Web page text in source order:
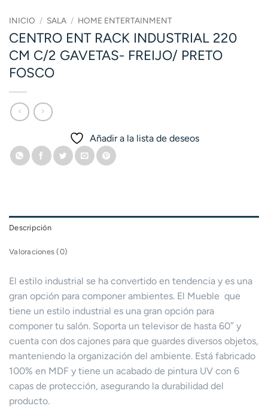
INICIO / SALA / HOME ENTERTAINMENT
CENTRO ENT RACK INDUSTRIAL 220
CM C/2 GAVETAS- FREIJO/ PRETO
FOSCO
Añadir a la lista de deseos
Descripción
Valoraciones (0)
El estilo industrial se ha convertido en tendencia y es una
gran opción para componer ambientes. El Mueble que
tiene un estilo industrial es una gran opción para
componer tu salón. Soporta un televisor de hasta 60″ y
cuenta con dos cajones para que guardes diversos objetos,
manteniendo la organización del ambiente. Está fabricado
100% en MDF y tiene un acabado de pintura UV con 6
capas de protección, asegurando la durabilidad del
producto.